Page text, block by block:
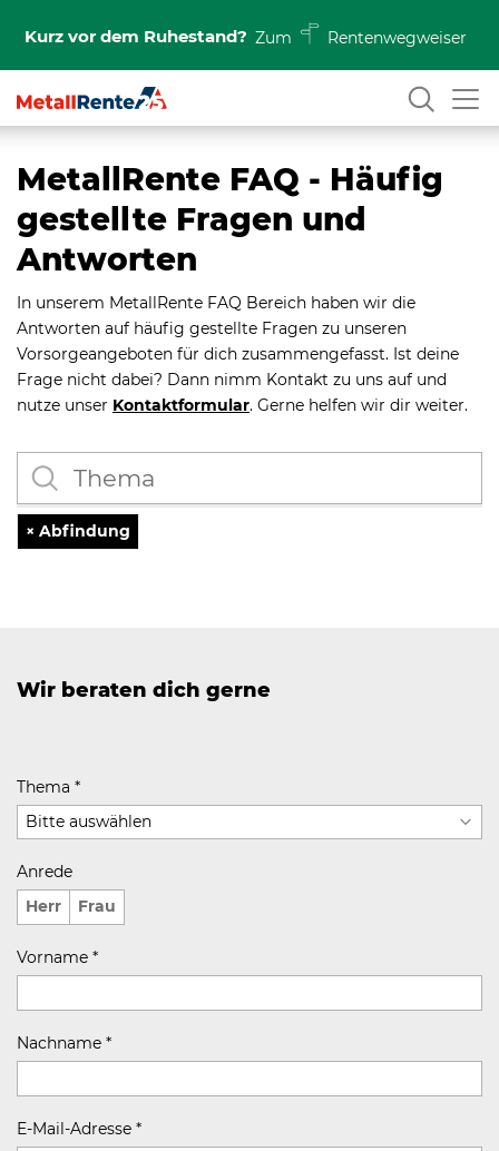
Kurz vor dem Ruhestand? Zum Rentenwegweiser
MetallRente FAQ - Häufig
gestellte Fragen und
Antworten
In unserem MetallRente FAQ Bereich haben wir die
Antworten auf häufig gestellte Fragen zu unseren
Vorsorgeangeboten für dich zusammengefasst. Ist deine
Frage nicht dabei? Dann nimm Kontakt zu uns auf und
nutze unser Kontaktformular. Gerne helfen wir dir weiter.
× Abfindung
Wir beraten dich gerne
Thema *
Anrede
Herr
Frau
Vorname *
Nachname *
E-Mail-Adresse *